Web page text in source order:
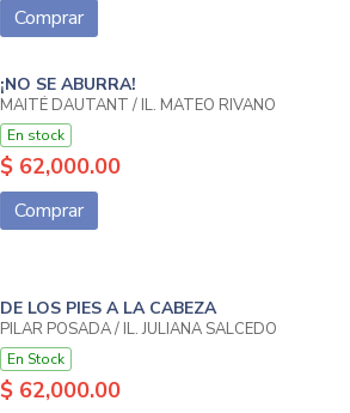
Comprar
¡NO SE ABURRA!
MAITÉ DAUTANT / IL. MATEO RIVANO
En stock
$ 62,000.00
Comprar
DE LOS PIES A LA CABEZA
PILAR POSADA / IL. JULIANA SALCEDO
En Stock
$ 62,000.00